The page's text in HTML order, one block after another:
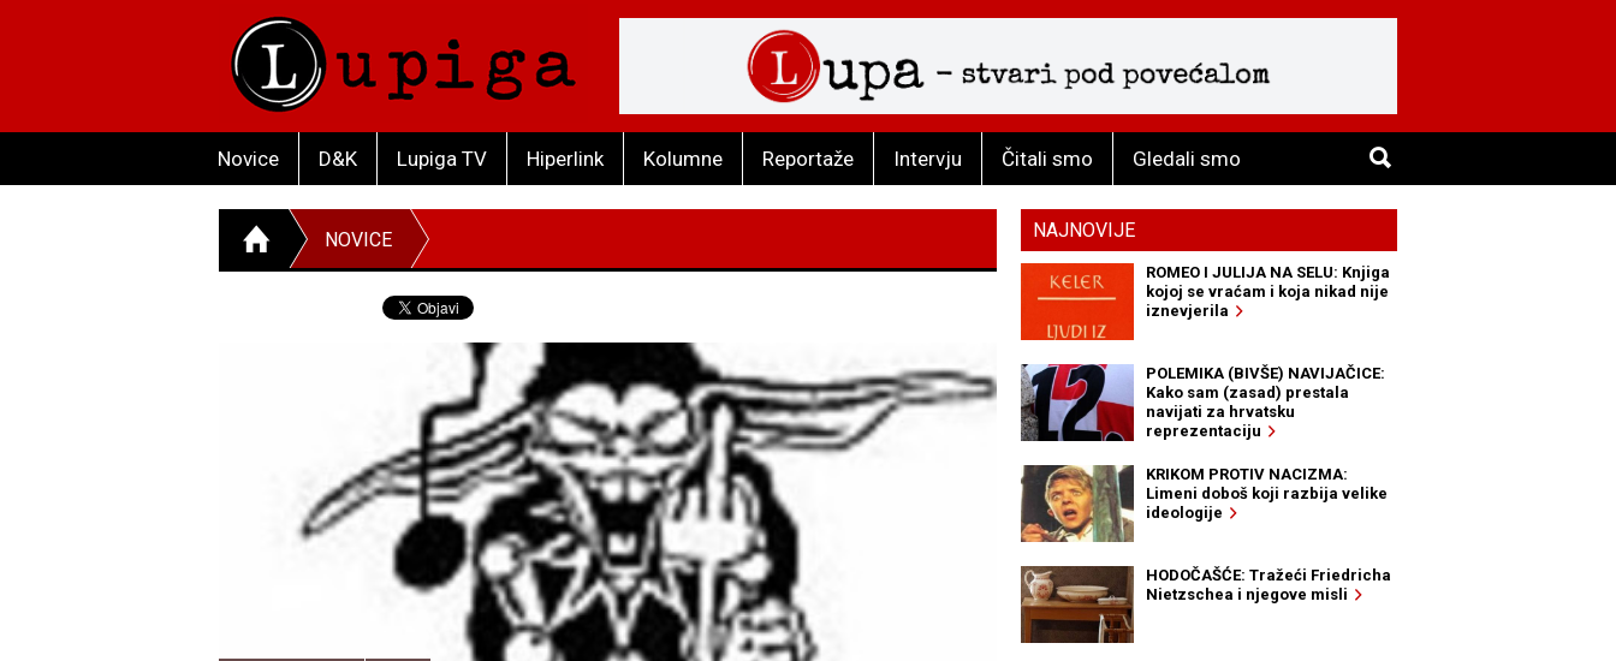
Novice D&K Lupiga TV Hiperlink Kolumne Reportaže Intervju Čitali smo Gledali smo
NOVICE NAJNOVIJE
ROMEO I JULIJA NA SELU: Knjiga
kojoj se vraćam i koja nikad nije
iznevjerila
POLEMIKA (BIVŠE) NAVIJAČICE:
Kako sam (zasad) prestala
navijati za hrvatsku
reprezentaciju
KRIKOM PROTIV NACIZMA:
Limeni doboš koji razbija velike
ideologije
HODOČAŠĆE: Tražeći Friedricha
Nietzschea i njegove misli